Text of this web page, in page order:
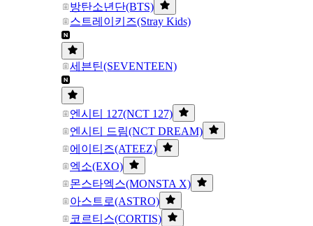
방탄소년단(BTS)
스트레이키즈(Stray Kids)
세븐틴(SEVENTEEN)
엔시티 127(NCT 127)
엔시티 드림(NCT DREAM)
에이티즈(ATEEZ)
엑소(EXO)
몬스타엑스(MONSTA X)
아스트로(ASTRO)
코르티스(CORTIS)